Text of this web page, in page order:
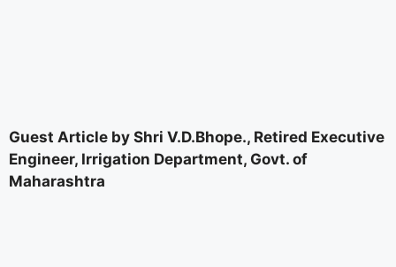
Guest Article by Shri V.D.Bhope., Retired Executive
Engineer, Irrigation Department, Govt. of
Maharashtra